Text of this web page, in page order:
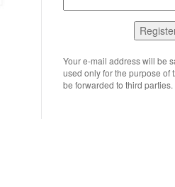
Your e-mail address will be
used only for the purpose of
be forwarded to third parties.